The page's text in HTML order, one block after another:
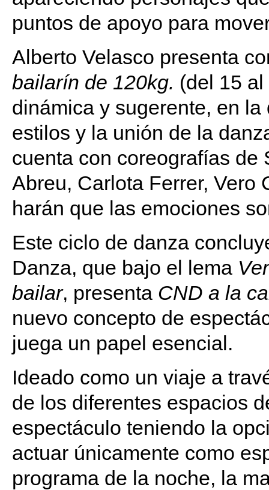
puntos de apoyo para
Alberto Velasco presenta
bailarín de 120kg. (del 15
dinámica y sugerente, en
estilos y la unión de la
cuenta con coreografías de
Abreu, Carlota Ferrer, Vero
harán que las emociones
Este ciclo de danza
Danza, que bajo el lema
bailar, presenta CND a la
nuevo concepto de
juega un papel esencial.
Ideado como un viaje a
de los diferentes espacios
espectáculo teniendo la
actuar únicamente como
programa de la noche, la